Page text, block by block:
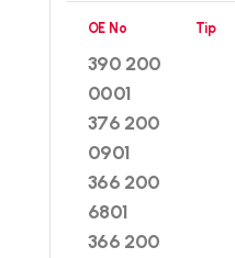
OE No
390 200
0001
376 200
0901
366 200
6801
366 200
Tip